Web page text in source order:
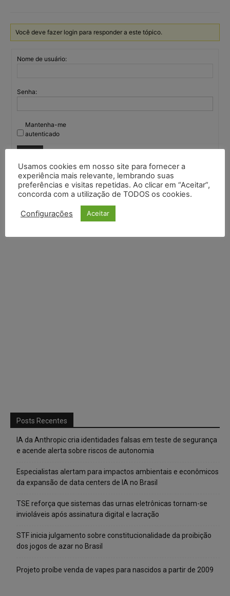
Você deve fazer login para responder a este tópico.
Nome de usuário:
Senha:
Mantenha-me
autenticado
Continuar comGoogle
Continuar comX
Posts Recentes
IA da Anthropic cria identidades falsas em teste de segurança
e acende alerta sobre riscos de autonomia
Especialistas alertam para impactos ambientais e econômicos
da expansão de data centers de IA no Brasil
TSE reforça que sistemas das urnas eletrônicas tornam-se
invioláveis após assinatura digital e lacração
STF inicia julgamento sobre constitucionalidade da proibição
dos jogos de azar no Brasil
Projeto proíbe venda de vapes para nascidos a partir de 2009
Usamos cookies em nosso site para fornecer a
experiência mais relevante, lembrando suas
preferências e visitas repetidas. Ao clicar em “Aceitar”,
concorda com a utilização de TODOS os cookies.
Configurações Aceitar